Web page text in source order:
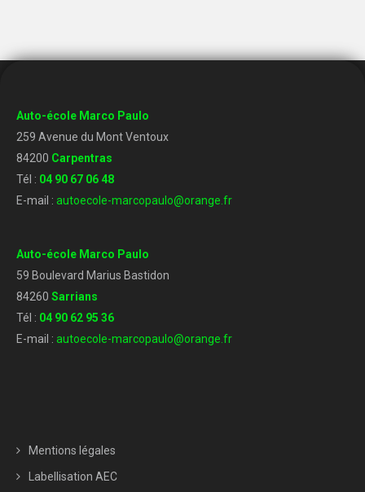
Auto-école Marco Paulo
259 Avenue du Mont Ventoux
84200 Carpentras
Tél : 04 90 67 06 48
E-mail : autoecole-marcopaulo@orange.fr
Auto-école Marco Paulo
59 Boulevard Marius Bastidon
84260 Sarrians
Tél : 04 90 62 95 36
E-mail : autoecole-marcopaulo@orange.fr
Mentions légales
Labellisation AEC